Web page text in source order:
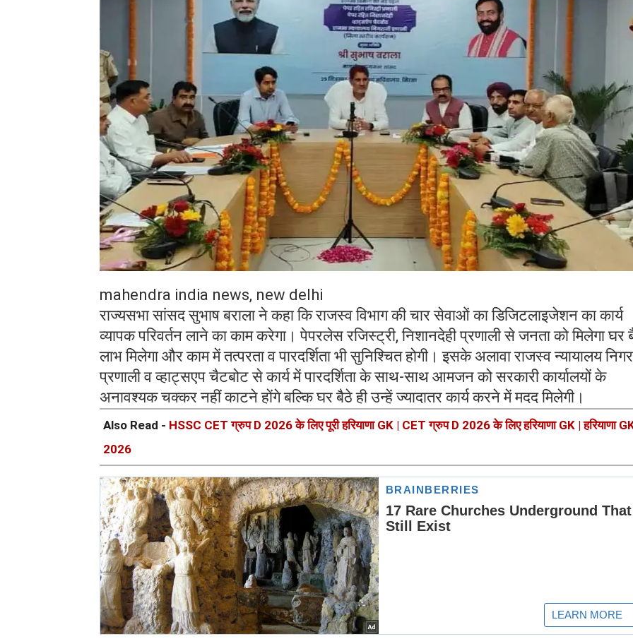
mahendra india news, new delhi
राज्यसभा सांसद सुभाष बराला ने कहा कि राजस्व विभाग की चार सेवाओं का डिजिटलाइजेशन का कार्य
व्यापक परिवर्तन लाने का काम करेगा। पेपरलेस रजिस्ट्री, निशानदेही प्रणाली से जनता को मिलेगा घर
लाभ मिलेगा और काम में तत्परता व पारदर्शिता भी सुनिश्चित होगी। इसके अलावा राजस्व न्यायालय
प्रणाली व व्हाट्सएप चैटबोट से कार्य में पारदर्शिता के साथ-साथ आमजन को सरकारी कार्यालयों के
अनावश्यक चक्कर नहीं काटने होंगे बल्कि घर बैठे ही उन्हें ज्यादातर कार्य करने में मदद मिलेगी।
Also Read - HSSC CET ग्रुप D 2026 के लिए पूरी हरियाणा GK | CET ग्रुप D 2026 के लिए हरियाणा GK | हरियाणा
2026